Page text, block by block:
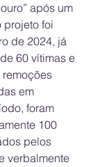
após um
foi
de 2024, já
60 vítimas e
em
foram
100
pelos
verbalmente